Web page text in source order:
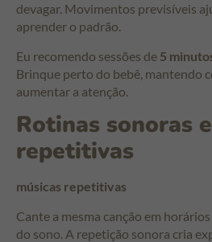
devagar. Movimentos previsíveis
aprender o padrão.
Eu recomendo sessões de 5
Brinque perto do bebê, mantendo
aumentar a atenção.
Rotinas sonoras
repetitivas
músicas repetitivas
Cante a mesma canção em
do sono. A repetição sonora cria